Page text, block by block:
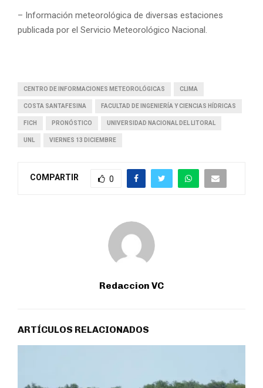
– Información meteorológica de diversas estaciones
publicada por el Servicio Meteorológico Nacional.
CENTRO DE INFORMACIONES METEOROLÓGICAS CLIMA
COSTA SANTAFESINA FACULTAD DE INGENIERÍA Y CIENCIAS HÍDRICAS
FICH PRONÓSTICO UNIVERSIDAD NACIONAL DEL LITORAL
UNL VIERNES 13 DICIEMBRE
COMPARTIR 0
Redaccion VC
ARTÍCULOS RELACIONADOS